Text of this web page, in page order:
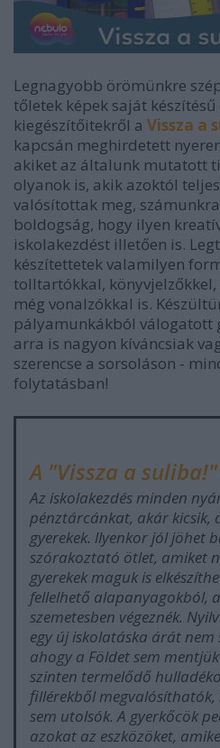
Legnagyobb örömünkre
tőletek képek saját
kiegészítőitekről a Vissza a
kapcsán meghirdetett
akiket az általunk mutatott
olyanok is, akik azoktól
valósítottak meg,
boldogság, hogy ilyen
iskolakezdést illetően is.
készítettetek valamilyen
tolltartókkal,
még vonalzókkal is.
pályamunkákból válogatott
arra is nagyon kíváncsiak
szerencse a sorsoláson -
folytatásban!
A "Vissza a
Az iskolakezdés minden
pénztárcánkat, akár kicsik,
gyerekek. llyenkor jól jöhet
szórakoztató ötlet, amiket
gyerekek maguk is
fellelhető alapanyagokból,
szemetesben végeznék.
egy új iskolatáska árát
ahogy a Földet sem
szinten termelődő
fillérekből
sem utolsók. A gyerkőcök
azokat az eszközöket,